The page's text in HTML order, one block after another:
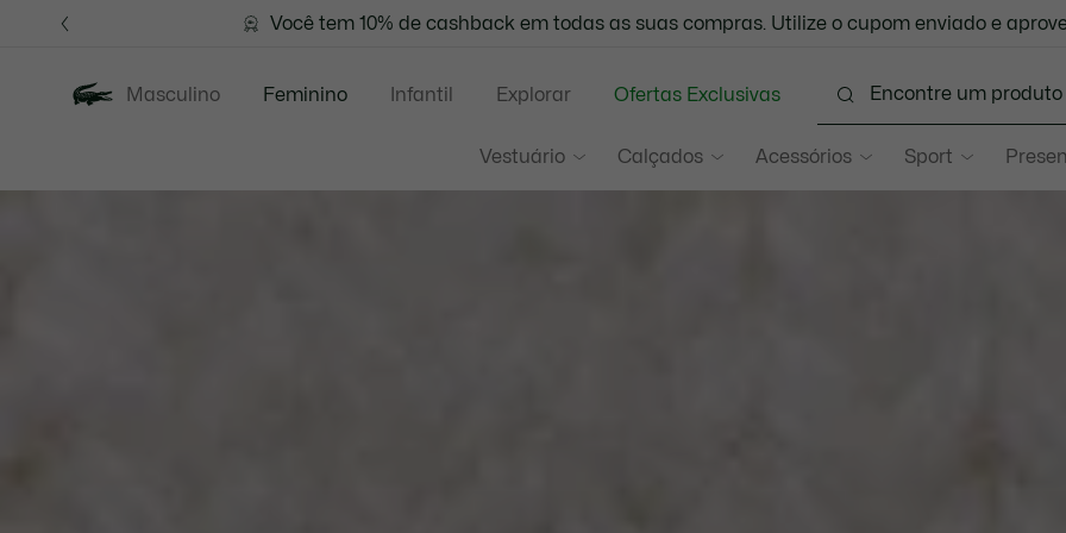
informação
FRETE GRÁTIS PARA TODO O BRASIL -Confira as regras de acordo
Você tem 10% de cashback em todas as suas compras. Utilize o cupom enviado e
Masculino Feminino
Vestuário Calçados Acessórios Sport
Infantil Explorar Ofertas Exclusivas